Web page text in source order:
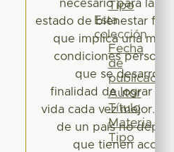
necesario para la
estado de bienestar
que implica una
condiciones
que se
finalidad de lograr
vida cada vez mejor.
de un país no
que tienen
Tipo
Esta
colección
Fecha
de
publicación
Autor
Título
Materia
Tipo